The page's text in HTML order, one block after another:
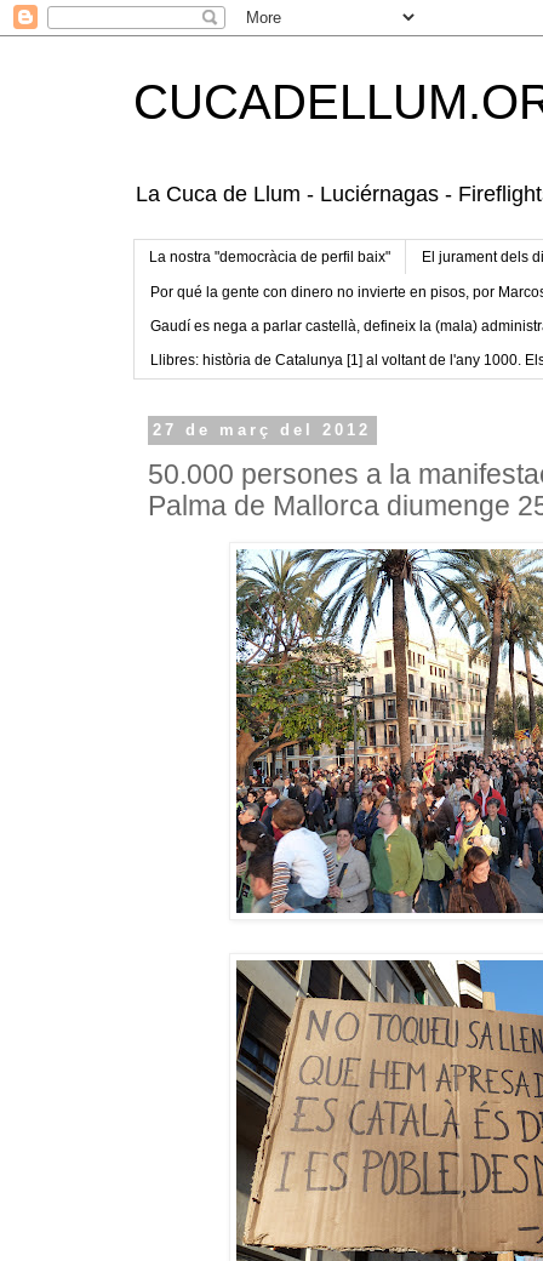
La Cuca de Llum - Luciérnagas -
La nostra "democràcia de perfil baix" El jurament dels
Por qué la gente con dinero no invierte en pisos, por
Gaudí es nega a parlar castellà, defineix la (mala)
Llibres: història de Catalunya [1] al voltant de l'any 1000.
27 de març del 2012
50.000 persones a la
Palma de Mallorca diumenge